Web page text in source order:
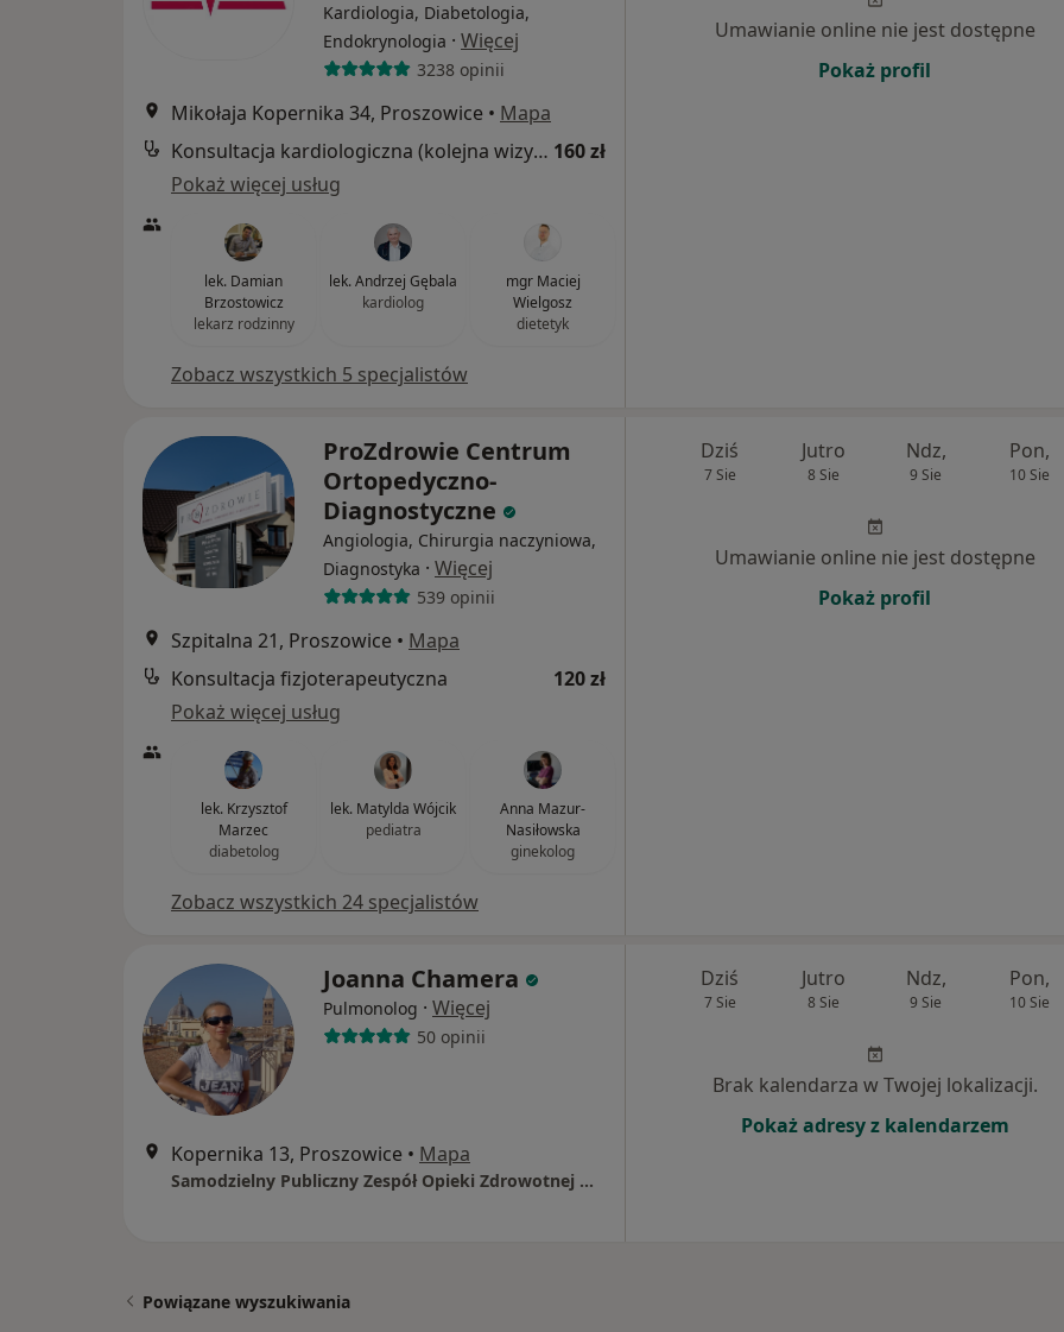
Kardiologia, Diabetologia,
Endokrynologia · Więcej
3238 opinii
Mikołaja Kopernika 34, Proszowice • Mapa
Konsultacja kardiologiczna (kolejna wizyta) 160 zł
Pokaż więcej usług
lek. Damian
Brzostowicz
lekarz rodzinny
lek. Andrzej Gębala
kardiolog
mgr Maciej
Wielgosz
dietetyk
Zobacz wszystkich 5 specjalistów
Umawianie online nie jest dostępne
Pokaż profil
ProZdrowie Centrum
Ortopedyczno-
Diagnostyczne
Angiologia, Chirurgia naczyniowa,
Diagnostyka · Więcej
539 opinii
Szpitalna 21, Proszowice • Mapa
Konsultacja fizjoterapeutyczna
120 zł
Pokaż więcej usług
lek. Krzysztof
Marzec
diabetolog
lek. Matylda Wójcik
pediatra
Anna Mazur-
Nasiłowska
ginekolog
Zobacz wszystkich 24 specjalistów
Dziś
7 Sie
Jutro
8 Sie
Ndz,
9 Sie
Pon,
10 Sie
Umawianie online nie jest dostępne
Pokaż profil
Joanna Chamera
Pulmonolog · Więcej
50 opinii
Kopernika 13, Proszowice • Mapa
Samodzielny Publiczny Zespół Opieki Zdrowotnej w Proszowicach
Dziś
7 Sie
Jutro
8 Sie
Ndz,
9 Sie
Pon,
10 Sie
Brak kalendarza w Twojej lokalizacji.
Pokaż adresy z kalendarzem
Powiązane wyszukiwania